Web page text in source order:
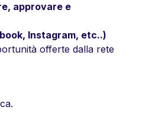
approvare e
Instagram, etc..)
offerte dalla rete